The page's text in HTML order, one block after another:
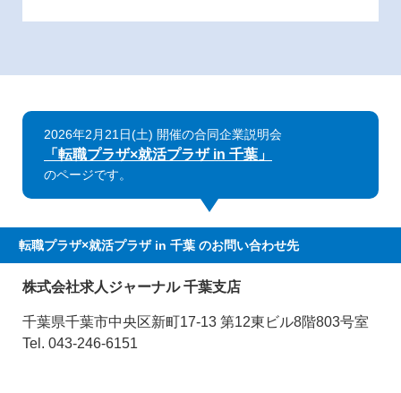
2026年2月21日(土) 開催の合同企業説明会
「転職プラザ×就活プラザ in 千葉」
のページです。
転職プラザ×就活プラザ in 千葉 のお問い合わせ先
株式会社求人ジャーナル 千葉支店
千葉県千葉市中央区新町17-13 第12東ビル8階803号室
Tel. 043-246-6151